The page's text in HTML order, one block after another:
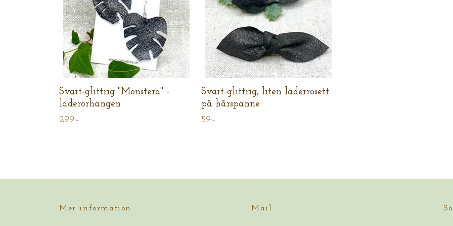
Svart-glittrig "Monstera" -
läderörhängen
299:-
Svart-glittrig, liten läderrosett
på hårspänne
59:-
Mer information Mail